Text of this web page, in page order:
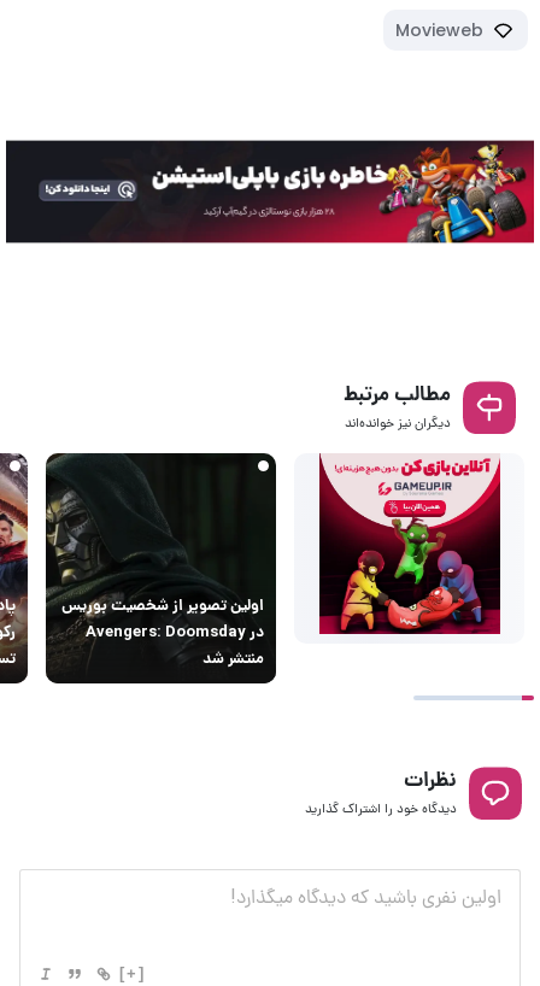
Movieweb
مطالب مرتبط
دیگران نیز خوانده‌اند
اولین تصویر از شخصیت بوریس
در Avengers: Doomsday
منتشر شد
نظرات
دیدگاه خود را اشتراک گذارید
[+]